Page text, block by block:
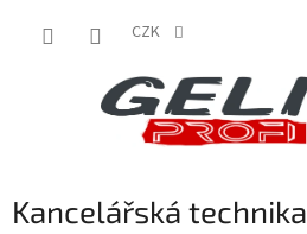
CZK
Kancelářská technika